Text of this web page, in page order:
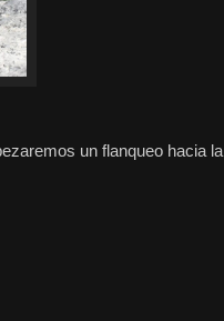
un flanqueo hacia la